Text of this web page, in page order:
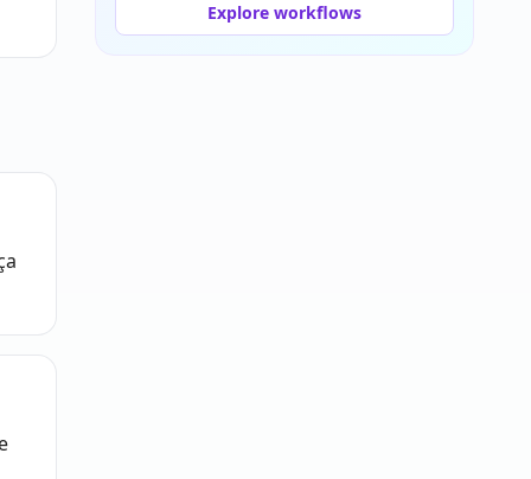
Explore workflows